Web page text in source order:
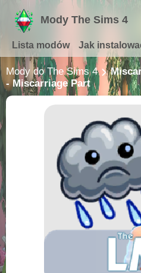
Mody The Sims 4
Lista modów Jak
Mody do The Sims 4
- Miscarriage Part